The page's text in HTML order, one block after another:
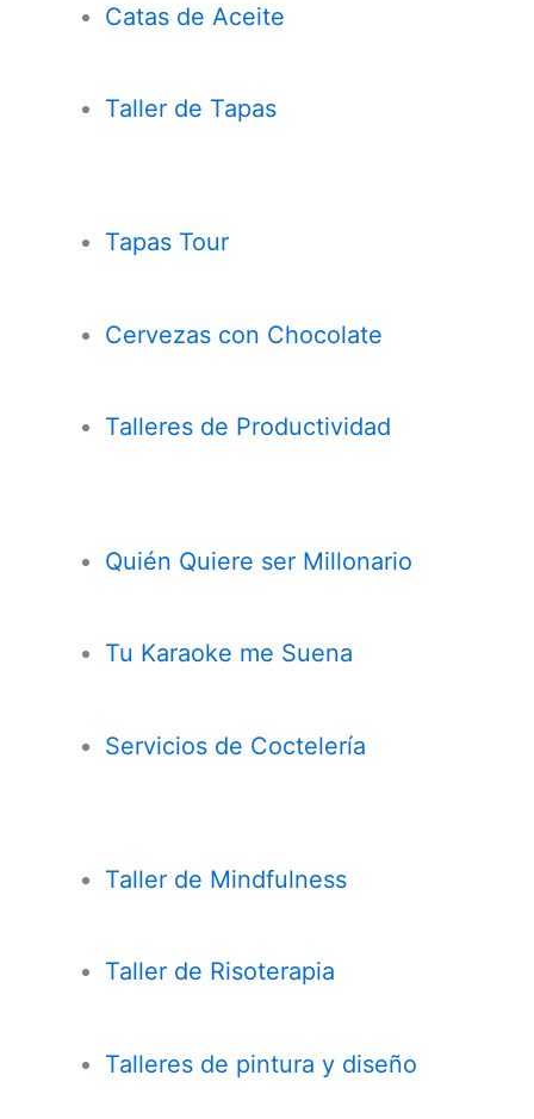
Catas de Aceite
Taller de Tapas
Tapas Tour
Cervezas con Chocolate
Talleres de Productividad
Quién Quiere ser Millonario
Tu Karaoke me Suena
Servicios de Coctelería
Taller de Mindfulness
Taller de Risoterapia
Talleres de pintura y diseño